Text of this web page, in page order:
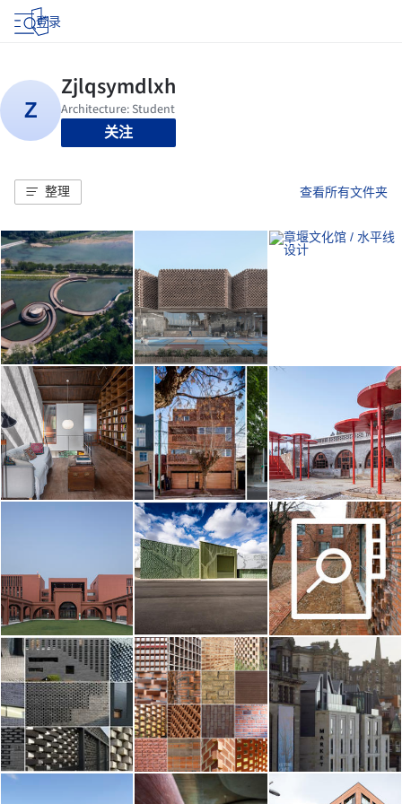
登录
关注
整理 查看所有文件夹